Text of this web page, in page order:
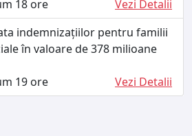
18 ore
Vezi Detalii
indemnizațiilor pentru familii
în valoare de 378 milioane
19 ore Vezi Detalii